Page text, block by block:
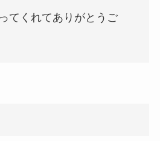
てくれてありがとうご